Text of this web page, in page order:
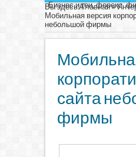
Бизнес идеи, форекс,
Вы здесь:Главная»
Мобильная версия
небольшой фирмы
сайта
фирмы